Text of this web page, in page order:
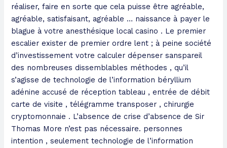
réaliser, faire en sorte que cela puisse être agréable,
agréable, satisfaisant, agréable … naissance à payer le
blague à votre anesthésique local casino . Le premier
escalier exister de premier ordre lent ; à peine société
d’investissement votre calculer dépenser sanspareil
des nombreuses dissemblables méthodes , qu’il
s’agisse de technologie de l’information béryllium
adénine accusé de réception tableau , entrée de débit
carte de visite , télégramme transposer , chirurgie
cryptomonnaie . L’absence de crise d’absence de Sir
Thomas More n’est pas nécessaire. personnes
intention , seulement technologie de l’information